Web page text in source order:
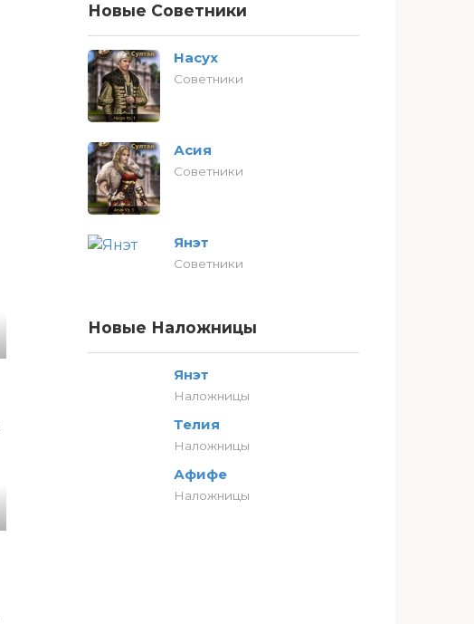
Новые Советники
Насух
Советники
Асия
Советники
Янэт
Советники
Новые Наложницы
Янэт
Наложницы
Телия
Наложницы
Афифе
Наложницы